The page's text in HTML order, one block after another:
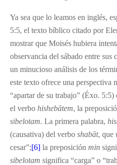
Ya sea que lo leamos en inglés,
5:5, el texto bíblico citado por
mostrar que Moisés hubiera
observancia del sábado entre sus
un minucioso análisis de los
este texto ofrece una perspectiva
“apartar de su trabajo” (Éxo.
el verbo hishebātem, la
sibelotam. La primera palabra,
(causativa) del verbo shabāt, que
cesar”;[6] la preposición min
sibelotam significa “carga” o